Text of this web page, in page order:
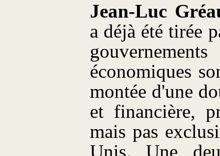
Jean-Luc
a déjà été tirée
économiques
montée d'une
et financière,
mais pas
Unis. Une